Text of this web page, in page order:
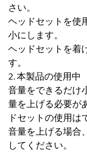
さい。
ヘッドセットを使
小にします。
ヘッドセットを着
す。
2. 本製品の使用中
音量をできるだけ
量を上げる必要が
ドセットの使用は
音量を上げる場合
してください。